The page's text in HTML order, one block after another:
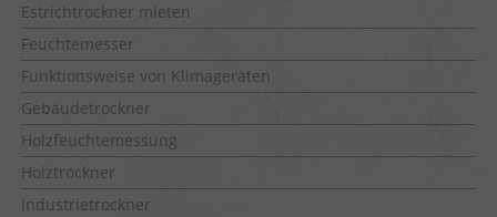
Estrichtrockner mieten
Feuchtemesser
Funktionsweise von Klimageräten
Gebäudetrockner
Holzfeuchtemessung
Holztrockner
Industrietrockner